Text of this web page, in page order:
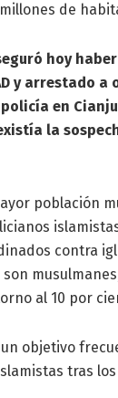
de
hoy
y arrestado
en
la
población
contra
al 10 por
objetivo
tras